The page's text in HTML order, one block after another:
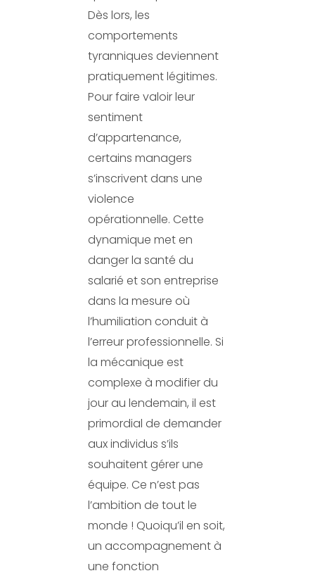
Dès lors, les
comportements
tyranniques deviennent
pratiquement légitimes.
Pour faire valoir leur
sentiment
d’appartenance,
certains managers
s’inscrivent dans une
violence
opérationnelle. Cette
dynamique met en
danger la santé du
salarié et son entreprise
dans la mesure où
l’humiliation conduit à
l’erreur professionnelle. Si
la mécanique est
complexe à modifier du
jour au lendemain, il est
primordial de demander
aux individus s’ils
souhaitent gérer une
équipe. Ce n’est pas
l’ambition de tout le
monde ! Quoiqu’il en soit,
un accompagnement à
une fonction